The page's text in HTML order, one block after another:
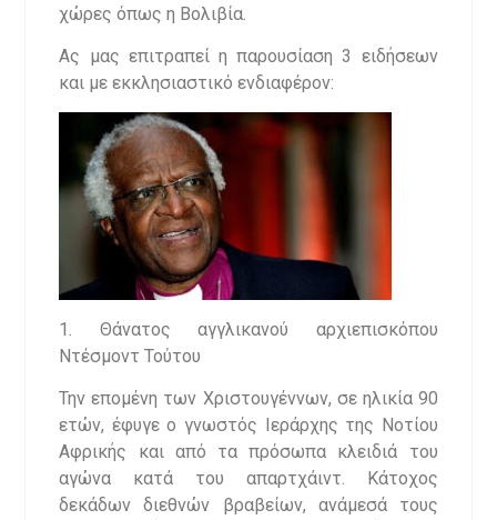
χώρες όπως η Βολιβία.
Ας μας επιτραπεί η παρουσίαση 3 ειδήσεων
και με εκκλησιαστικό ενδιαφέρον:
1. Θάνατος αγγλικανού αρχιεπισκόπου
Ντέσμοντ Τούτου
Την επομένη των Χριστουγέννων, σε ηλικία 90
ετών, έφυγε ο γνωστός Ιεράρχης της Νοτίου
Αφρικής και από τα πρόσωπα κλειδιά του
αγώνα κατά του απαρτχάιντ. Κάτοχος
δεκάδων διεθνών βραβείων, ανάμεσά τους